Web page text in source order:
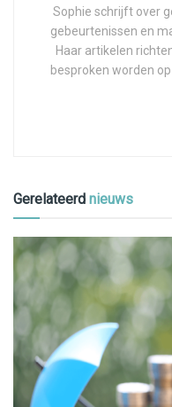
Sophie schrijft over
gebeurtenissen en
Haar artikelen
besproken worden
Gerelateerd nieuws